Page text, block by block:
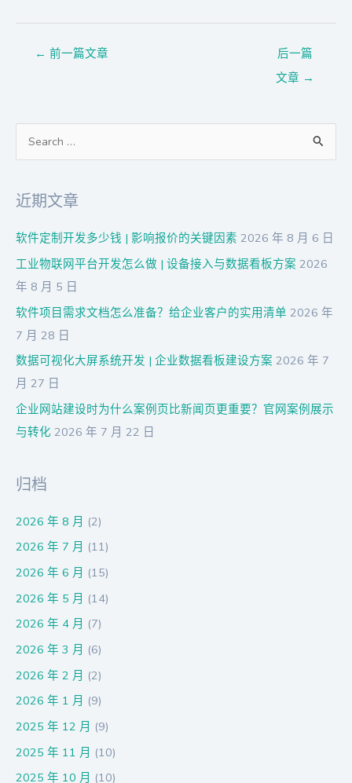
← 前一篇文章
后一篇
文章 →
：
近期文章
软件定制开发多少钱 | 影响报价的关键因素 2026 年 8 月 6 日
工业物联网平台开发怎么做 | 设备接入与数据看板方案 2026
年 8 月 5 日
软件项目需求文档怎么准备？给企业客户的实用清单 2026 年
7 月 28 日
数据可视化大屏系统开发 | 企业数据看板建设方案 2026 年 7
月 27 日
企业网站建设时为什么案例页比新闻页更重要？官网案例展示
与转化 2026 年 7 月 22 日
归档
2026 年 8 月 (2)
2026 年 7 月 (11)
2026 年 6 月 (15)
2026 年 5 月 (14)
2026 年 4 月 (7)
2026 年 3 月 (6)
2026 年 2 月 (2)
2026 年 1 月 (9)
2025 年 12 月 (9)
2025 年 11 月 (10)
2025 年 10 月 (10)